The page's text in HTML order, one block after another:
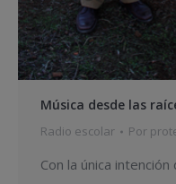
Música desde las
Radio escolar Por
Con la única